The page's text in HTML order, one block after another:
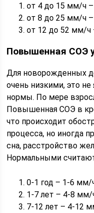
от 4 до 15 мм/ч
от 8 до 25 мм/ч
от 12 до 52 мм/ч
Повышенная СОЭ
Для новорожденных
очень низкими, это
нормы. По мере
Повышенная СОЭ в
что происходит
процесса, но иногда
сна, расстройство
Нормальными
0-1 год – 1-6 мм/
1-7 лет – 4-8 мм/
7-12 лет – 4-12